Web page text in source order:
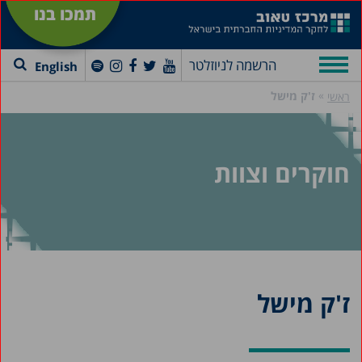
תמכו בנו
הרשמה לניוזלטר English
ראשי » ז'ק מישל
חוקרים וצוות
ז'ק מישל